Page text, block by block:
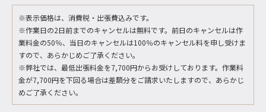
※表示価格は、消費税・出張費込みです。
※作業日の2日前までのキャンセルは無料です。前日のキャンセルは作
業料金の50％、当日のキャンセルは100％のキャンセル料を申し受けま
すので、あらかじめご了承ください。
※弊社では、最低出張料金を7,700円からお受けしております。作業料
金が7,700円を下回る場合は差額分をご請求いたしますので、あらかじ
めご了承ください。